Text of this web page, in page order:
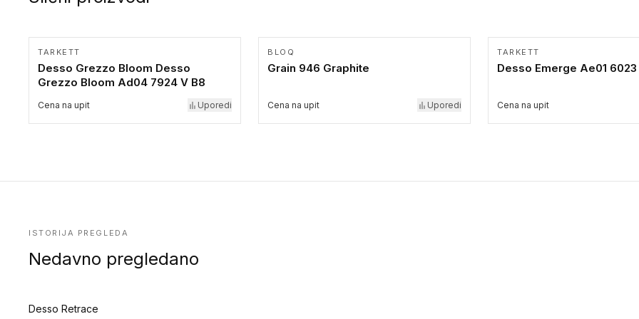
TARKETT
Desso Grezzo Bloom Desso
Grezzo Bloom Ad04 7924 V B8
Cena na upit Uporedi
BLOQ
Grain 946 Graphite
Cena na upit Uporedi
TARKETT
Desso Emerge Ae01 6023
Cena na upit
ISTORIJA PREGLEDA
Nedavno pregledano
Desso Retrace